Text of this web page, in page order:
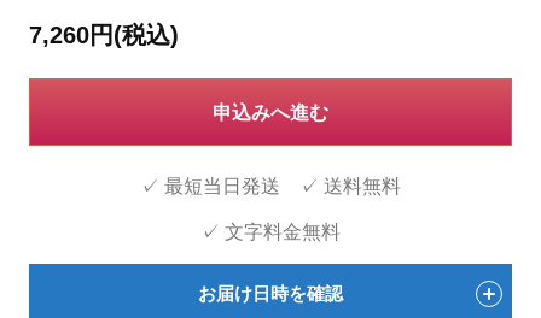
7,260円(税込)
申込みへ進む
✓ 最短当日発送 ✓ 送料無料
✓ 文字料金無料
お届け日時を確認